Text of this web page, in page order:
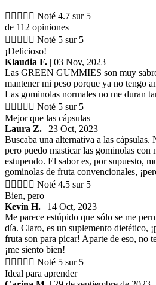
     Noté 4.7 sur 5
de 112 opiniones
     Noté 5 sur 5
¡Delicioso!
Klaudia F. | 03 Nov, 2023
Las GREEN GUMMIES son muy
mantener mi peso porque ya no tengo
Las gominolas normales no me duran
     Noté 5 sur 5
Mejor que las cápsulas
Laura Z. | 23 Oct, 2023
Buscaba una alternativa a las cápsulas.
pero puedo masticar las gominolas con
estupendo. El sabor es, por supuesto,
gominolas de fruta convencionales,
     Noté 4.5 sur 5
Bien, pero
Kevin H. | 14 Oct, 2023
Me parece estúpido que sólo se me
día. Claro, es un suplemento dietético,
fruta son para picar! Aparte de eso, no
¡me siento bien!
     Noté 5 sur 5
Ideal para aprender